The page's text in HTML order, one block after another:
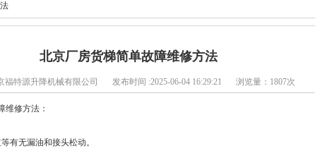
北京厂房货梯简单故障维修方法
福特源升降机械有限公司 发布时间 :2025-06-04 16:29:21 浏览量：1807次
维修方法：
有无漏油和接头松动。